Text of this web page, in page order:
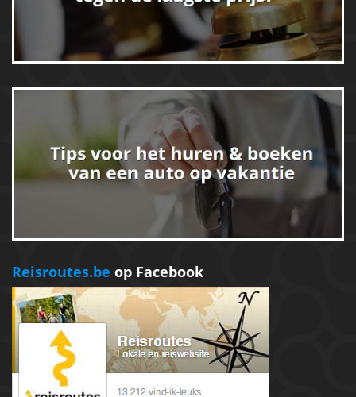
Reisroutes.be op Facebook